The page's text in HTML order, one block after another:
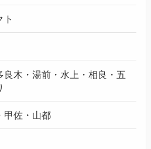
ト
良木・湯前・水上・相良・五
甲佐・山都